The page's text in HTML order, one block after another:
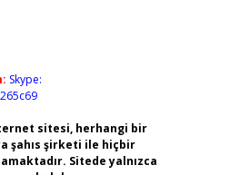
Skype:
sitesi, herhangi bir
şahıs şirketi ile hiçbir
Sitede yalnızca